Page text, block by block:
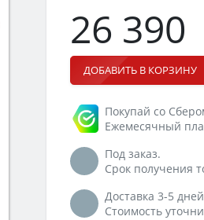
26 390
ДОБАВИТЬ В КОРЗИНУ
Покупай со
Ежемесячный
Под заказ.
Срок получения
Доставка 3-5
Стоимость